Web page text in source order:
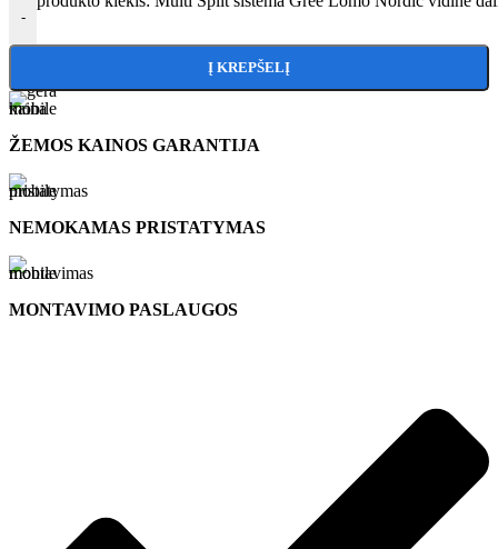
-
Į KREPŠELĮ
ŽEMOS KAINOS GARANTIJA
NEMOKAMAS PRISTATYMAS
MONTAVIMO PASLAUGOS